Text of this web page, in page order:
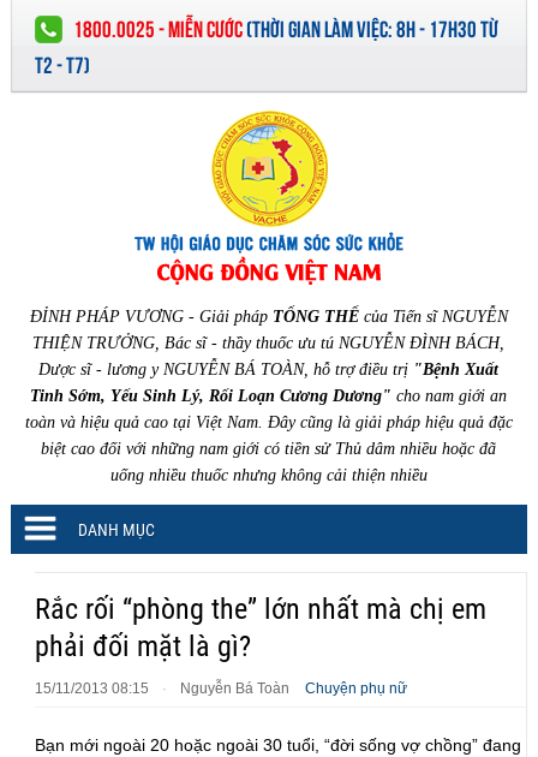
1800.0025 - MIỄN CƯỚC(THỜI GIAN LÀM VIỆC:8H - 17H30 TỪ
T2 - T7)
ĐỈNH PHÁP VƯƠNG - Giải pháp TỔNG THỂcủa Tiến sĩ NGUYỄN
THIỆN TRƯỞNG, Bác sĩ - thầy thuốc ưu tú NGUYỄN ĐÌNH BÁCH,
Dược sĩ - lương y NGUYỄN BÁ TOÀN, hỗ trợ điều trị "Bệnh Xuất
Tinh Sớm, Yếu Sinh Lý, Rối Loạn Cương Dương" cho nam giới an
toàn và hiệu quả cao tại Việt Nam. Đây cũng là giải pháp hiệu quả đặc
biệt cao đối với những nam giới có tiền sử Thủ dâm nhiều hoặc đã
uống nhiều thuốc nhưng không cải thiện nhiều
DANH MỤC
Rắc rối “phòng the” lớn nhất mà chị em
phải đối mặt là gì?
15/11/2013 08:15 · Nguyễn Bá Toàn Chuyện phụ nữ
Bạn mới ngoài 20 hoặc ngoài 30 tuổi, “đời sống vợ chồng” đang